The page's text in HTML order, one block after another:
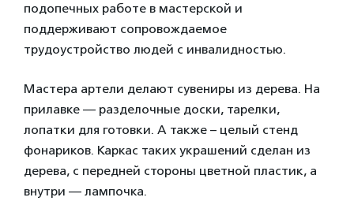
подопечных работе в мастерской и
поддерживают сопровождаемое
трудоустройство людей с инвалидностью.
Мастера артели делают сувениры из дерева. На
прилавке — разделочные доски, тарелки,
лопатки для готовки. А также – целый стенд
фонариков. Каркас таких украшений сделан из
дерева, с передней стороны цветной пластик, а
внутри — лампочка.